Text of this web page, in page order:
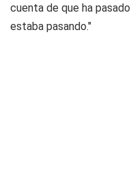
cuenta de que ha
estaba pasando."